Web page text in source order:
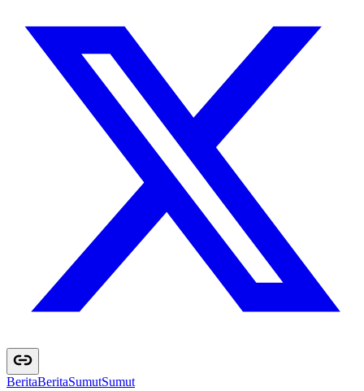
BeritaBeritaSumutSumut